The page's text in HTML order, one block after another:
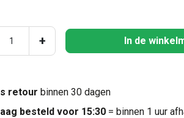
Voer de
+ In de
retour binnen 30 dagen
besteld voor 15:30= binnen 1 uur